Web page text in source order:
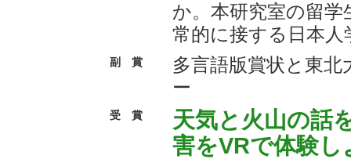
か。本研究室の留
常的に接する日本
副 賞
多言語版賞状と東
ー
受 賞
天気と火山の話
害をVRで体験し